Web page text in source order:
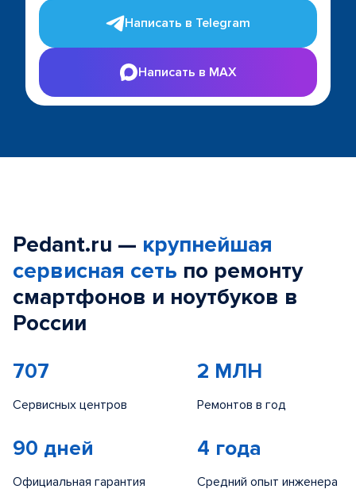
Написать в Telegram
Написать в MAX
Pedant.ru — крупнейшая
сервисная сеть по ремонту
смартфонов и ноутбуков в
России
707
Сервисных центров
2 МЛН
Ремонтов в год
90 дней
Официальная гарантия
4 года
Средний опыт инженера